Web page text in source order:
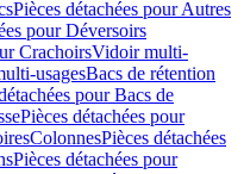
Pièces détachées pour Autres
pour Déversoirs
CrachoirsVidoir multi-
usagesBacs de rétention
pour Bacs de
Pièces détachées pour
ColonnesPièces détachées
Pièces détachées pour